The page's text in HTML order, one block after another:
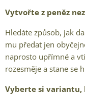
Vytvořte z peněz
Hledáte způsob, jak
mu předat jen
naprosto upřímné a
rozesměje a stane se
Vyberte si variantu,